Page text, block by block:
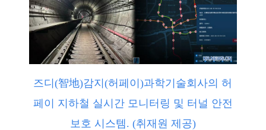
즈디(智地)감지(허페이)과학기술회사의 허
페이 지하철 실시간 모니터링 및 터널 안전
보호 시스템. (취재원 제공)